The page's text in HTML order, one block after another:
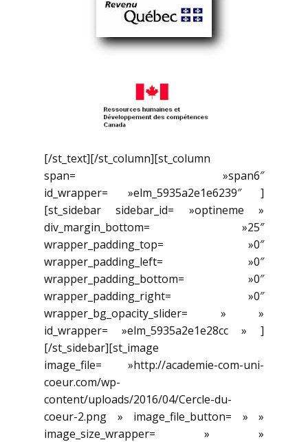
[/st_text][/st_column][st_column
span= »span6″
id_wrapper= »elm_5935a2e1e6239″ ]
[st_sidebar sidebar_id= »optineme »
div_margin_bottom= »25″
wrapper_padding_top= »0″
wrapper_padding_left= »0″
wrapper_padding_bottom= »0″
wrapper_padding_right= »0″
wrapper_bg_opacity_slider= » »
id_wrapper= »elm_5935a2e1e28cc » ]
[/st_sidebar][st_image
image_file= »http://academie-com-uni-
coeur.com/wp-
content/uploads/2016/04/Cercle-du-
coeur-2.png » image_file_button= » »
image_size_wrapper= » »